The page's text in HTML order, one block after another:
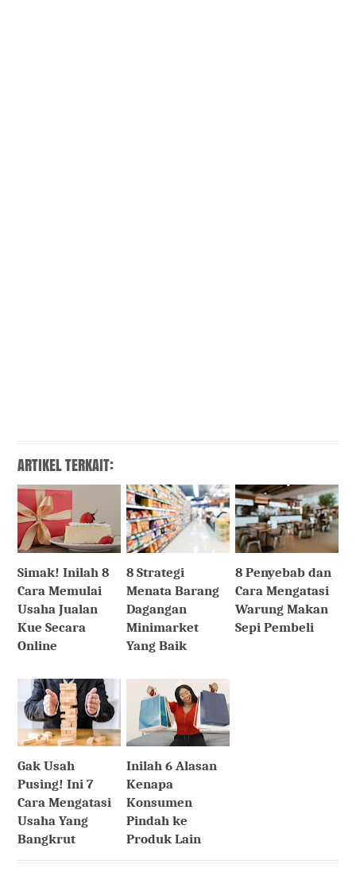
ARTIKEL TERKAIT:
Simak! Inilah 8
Cara Memulai
Usaha Jualan
Kue Secara
Online
8 Strategi
Menata Barang
Dagangan
Minimarket
Yang Baik
8 Penyebab dan
Cara Mengatasi
Warung Makan
Sepi Pembeli
Gak Usah
Pusing! Ini 7
Cara Mengatasi
Usaha Yang
Bangkrut
Inilah 6 Alasan
Kenapa
Konsumen
Pindah ke
Produk Lain